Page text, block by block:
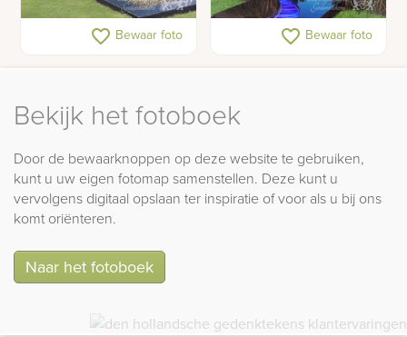
Grafmonumenten in glas
favorite_border Bewaar foto
Grafmonument met rivier
favorite_border Bewaar foto
Bekijk het fotoboek
Door de bewaarknoppen op deze website te gebruiken,
kunt u uw eigen fotomap samenstellen. Deze kunt u
vervolgens digitaal opslaan ter inspiratie of voor als u bij ons
komt oriënteren.
Naar het fotoboek